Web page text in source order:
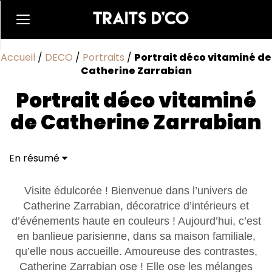
Accueil / DECO / Portraits / Portrait déco vitaminé de
Catherine Zarrabian
Portrait déco vitaminé
de Catherine Zarrabian
En résumé
parcours ?
Pourquoi la déco est t'elle si présente dans ta vie ?
As-tu toujours voulu devenir décoratrice ?
En déco, mais aussi pour tes tenues, la couleur, les
contrastes forts semblent primer pour toi ! Pour
quelles raisons ?
Comment définirais-tu le style de ton intérieur et
Visite édulcorée ! Bienvenue dans l’univers de
Catherine Zarrabian, décoratrice d’intérieurs et
d’événements haute en couleurs ! Aujourd’hui, c’est
en banlieue parisienne, dans sa maison familiale,
qu’elle nous accueille. Amoureuse des contrastes,
Catherine Zarrabian ose ! Elle ose les mélanges